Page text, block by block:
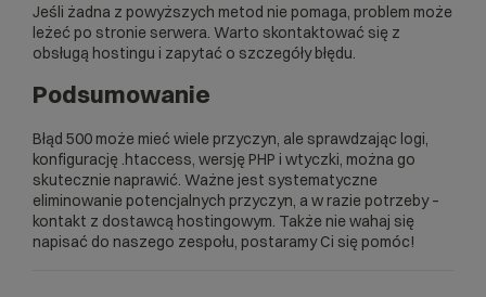
Jeśli żadna z powyższych metod nie pomaga, problem może
leżeć po stronie serwera. Warto skontaktować się z
obsługą hostingu i zapytać o szczegóły błędu.
Podsumowanie
Błąd 500 może mieć wiele przyczyn, ale sprawdzając logi,
konfigurację .htaccess, wersję PHP i wtyczki, można go
skutecznie naprawić. Ważne jest systematyczne
eliminowanie potencjalnych przyczyn, a w razie potrzeby –
kontakt z dostawcą hostingowym. Także nie wahaj się
napisać do naszego zespołu, postaramy Ci się pomóc!